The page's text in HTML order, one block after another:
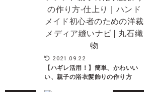
2021.09.22
【ハギレ活用！】簡単、かわいい
い、親子の浴衣髪飾りの作り方